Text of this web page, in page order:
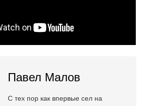
Павел Малов
С тех пор как впервые сел на